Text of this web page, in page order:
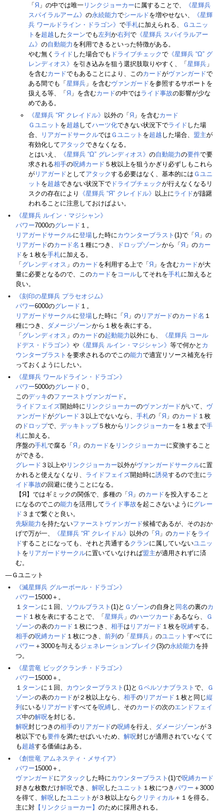
「 Я 」の中では唯一 リンクジョーカーに属することで、
《星輝兵
スパイラルアーム》 の永続能力でシールドを増やせない、
《星輝
兵 ワールドライン・ドラゴン》 で手札に加えられる、
Ｇユニッ
ト を超越 したターンでも左列 か右列 で 《星輝兵 スパイラルアー
ム》 の自動能力 を利用できるといった特徴がある。
やむ無く ライド した場合でも ドライブチェックで 《星輝兵 “Ω” グ
レンディオス》 を引き込みを狙う選択肢取りやすく、「 星輝兵 」
を含むカードでもあることにより、このカードがヴァンガードで
ある間でも「 星輝兵 」を含むヴァンガードを参照するサポートを
扱える等、「 Я 」を含むカードの中ではライド事故の影響が少な
めである。
《星輝兵 “Я” クレイドル》 以外の「 Я 」を含むカード
Ｇユニット を超越 してハーツ化できない状況下でライド した場
合、
リアガードサークルでは Ｇユニット を超越 した場合、 盟主が
有効化してアタックできなくなる。
とはいえ、
《星輝兵 “Ω” グレンディオス》 の自動能力の要件で要
求される相手の呪縛カード ５枚以上を狙うかぎり必ずしもこれら
が リアガード としてアタックする必要はなく、基本的には Ｇユニ
ット を超越できない状況下で ドライブチェックが行えなくなるリ
スクの存在により
《星輝兵 “Я” クレイドル》 以上にライドが躊躇
われることに注意しておけばよい。
《星輝兵 ルイン・マジシャン》
パワー7000のグレード １。
リアガードサークルに登場した時にカウンターブラスト (1)で「 Я 」の
リアガードのカード名 １種につき、 ドロップゾーンから「 Я 」のカー
ドを１枚を手札に加える。
「 グレンディオス 」のカードを利用する上で「 Я 」を含むカードが大
量に必要となるので、このカードを コールしてそれを手札に加えると
良い。
《刻印の星輝兵 プラセオジム》
パワー6000のグレード １。
リアガードサークルに登場した時に「 Я 」の リアガードのカード名 １
種につき、 ダメージゾーンから１枚を表にする。
「 グレンディオス 」のカードの起動能力 以外にも、
《星輝兵 コール
ドデス・ドラゴン》 や 《星輝兵 ルイン・マジシャン》 等で何かと カ
ウンターブラスト を要求されるのでこの能力で適宜リソース補充を行
っておくようにしたい。
《星輝兵 ワールドライン・ドラゴン》
パワー5000のグレード ０。
このデッキのファーストヴァンガード。
ライドフェイズ開始時に リンクジョーカーのヴァンガードがいて、 ヴ
ァンガードがグレード ３以上でないなら、 手札の「 Я 」のカード １枚
の ドロップで、 デッキトップ５枚から リンクジョーカーを１枚まで手
札に加える。
序盤の手札で腐る「 Я 」のカードを リンクジョーカーに変換すること
ができる。
グレード ３以上や リンクジョーカー 以外がヴァンガードサークルに置
かれると使えなくなり、 ライドフェイズ開始時に誘発するので主にラ
イド事故の回避に使うことになる。
【Я】ではギミックの関係で、多種の「 Я 」のカードを投入すること
になるのでこの能力 を活用してライド事故を起こさないようにグレー
ド ３まで繋ぐと良い。
先駆能力 を持たないファーストヴァンガード候補であるが、そのおか
げで万が一、
《星輝兵 “Я” クレイドル》 以外の「 Я 」のカードをライ
ドすることになっても、それと共通するクランに属していないユニッ
ト を リアガードサークルに置いていなければ盟主が適用されずに済
む。
―Ｇユニット
《滅星輝兵 グルーボール・ドラゴン》
パワー15000＋。
１ ターンに１回、 ソウルブラスト (1)と Ｇゾーンの自身と 同名の裏のカ
ード １枚を表にすることで、「 星輝兵 」のハーツカードあるなら、
Ｇ
ゾーンの表のカード １枚につき、 相手は リアガード １枚を呪縛する。
相手の呪縛カード １枚につき、 前列 の「 星輝兵 」のユニット すべてに
パワー ＋3000を与えるジェネレーションブレイク(3)の永続能力 を持
つ。
《星雲竜 ビッグクランチ・ドラゴン》
パワー15000＋。
１ ターンに１回、 カウンターブラスト (1)と Ｇペルソナブラスト で、
Ｇ
ゾーンの表のカードが２枚以上なら、 相手の リアガード １枚と同じ縦
列 にいる リアガードすべてを呪縛し、そのカードの次のエンドフェイ
ズ中の解呪を封じる。
解呪封じつきの相手の リアガードの呪縛を行え、 ダメージゾーンが３
枚以下でも要件を満たせばいいため、 解呪封じが適用されていなくて
も 超越する価値はある。
《創世竜 アムネスティ・メサイア》
パワー15000＋。
ヴァンガードにアタック した時にカウンターブラスト (1)で呪縛カード
好きな枚数だけ解呪でき、 解呪したユニット １枚につき パワー ＋3000
を得て、 解呪したユニット が３枚以上なら クリティカル ＋１を得る。
主に対 【リンクジョーカー】 のために採用される。